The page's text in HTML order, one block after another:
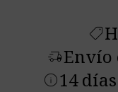
shoppingmode
delivery_truck_speedEnvío
info14